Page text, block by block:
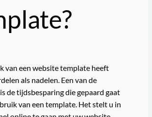
van een website template heeft
als nadelen. Een van de
de tijdsbesparing die gepaard gaat
van een template. Het stelt u in